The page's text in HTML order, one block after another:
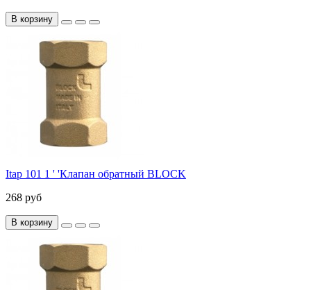
В корзину
Itap 101 1 ' 'Клапан обратный BLOCK
268 руб
В корзину